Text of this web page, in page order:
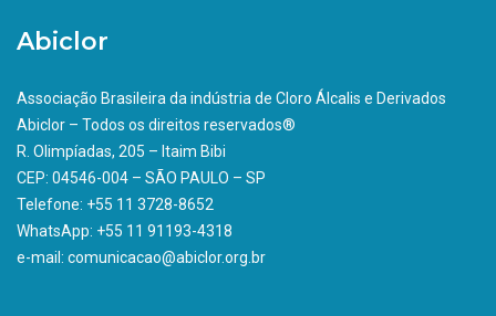
Abiclor
Associação Brasileira da indústria de Cloro Álcalis e Derivados
Abiclor – Todos os direitos reservados®
R. Olimpíadas, 205 – Itaim Bibi
CEP: 04546-004 – SÃO PAULO – SP
Telefone: +55 11 3728-8652
WhatsApp: +55 11 91193-4318
e-mail: comunicacao@abiclor.org.br